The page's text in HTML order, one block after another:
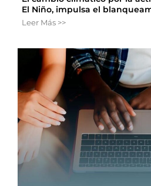
El Niño, impulsa el
Leer Más >>